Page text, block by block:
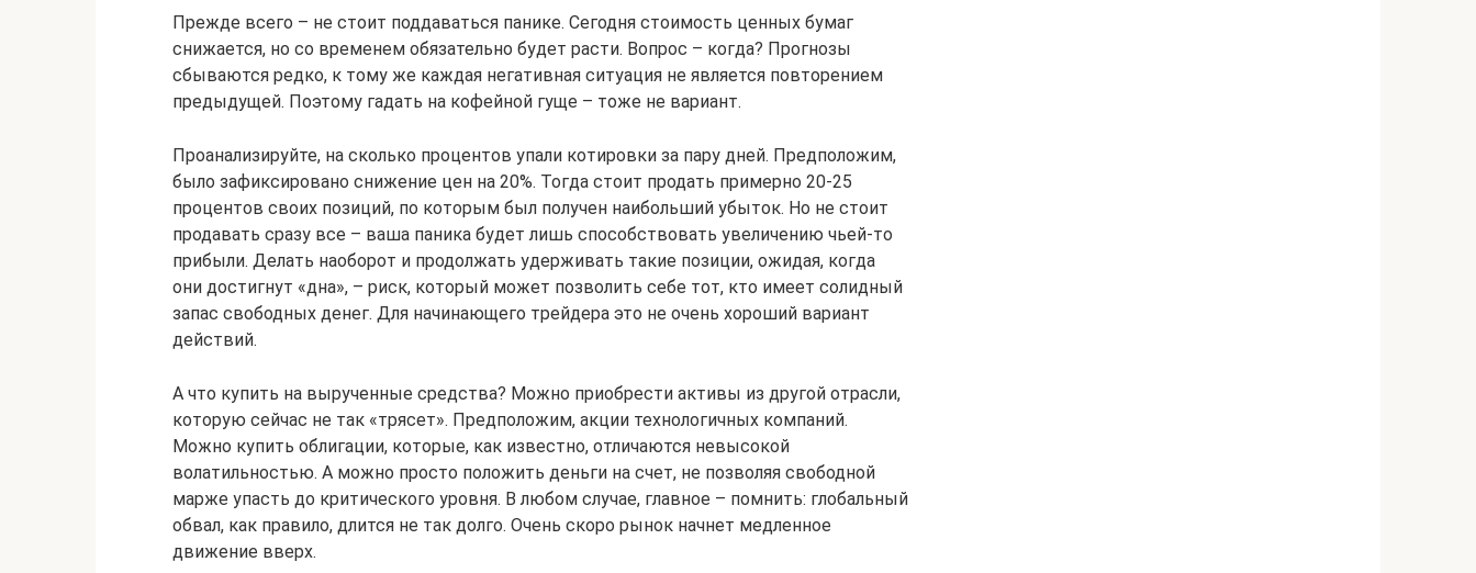
Прежде всего – не стоит поддаваться панике. Сегодня стоимость ценных бумаг
снижается, но со временем обязательно будет расти. Вопрос – когда? Прогнозы
сбываются редко, к тому же каждая негативная ситуация не является повторением
предыдущей. Поэтому гадать на кофейной гуще – тоже не вариант.
Проанализируйте, на сколько процентов упали котировки за пару дней. Предположим,
было зафиксировано снижение цен на 20%. Тогда стоит продать примерно 20-25
процентов своих позиций, по которым был получен наибольший убыток. Но не стоит
продавать сразу все – ваша паника будет лишь способствовать увеличению чьей-то
прибыли. Делать наоборот и продолжать удерживать такие позиции, ожидая, когда
они достигнут «дна», – риск, который может позволить себе тот, кто имеет солидный
запас свободных денег. Для начинающего трейдера это не очень хороший вариант
действий.
А что купить на вырученные средства? Можно приобрести активы из другой отрасли,
которую сейчас не так «трясет». Предположим, акции технологичных компаний.
Можно купить облигации, которые, как известно, отличаются невысокой
волатильностью. А можно просто положить деньги на счет, не позволяя свободной
марже упасть до критического уровня. В любом случае, главное – помнить: глобальный
обвал, как правило, длится не так долго. Очень скоро рынок начнет медленное
движение вверх.